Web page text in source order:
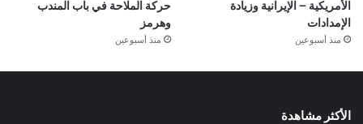
الأمريكية – الإيرانية وزيادة
الإمدادات
منذ أسبوعين
حركة الملاحة في باب المندب
وهرمز
منذ أسبوعين
الأكثر مشاهدة